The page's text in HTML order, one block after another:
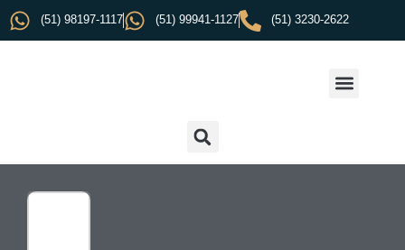
(51) 98197-1117 (51) 99941-1127 (51) 3230-2622